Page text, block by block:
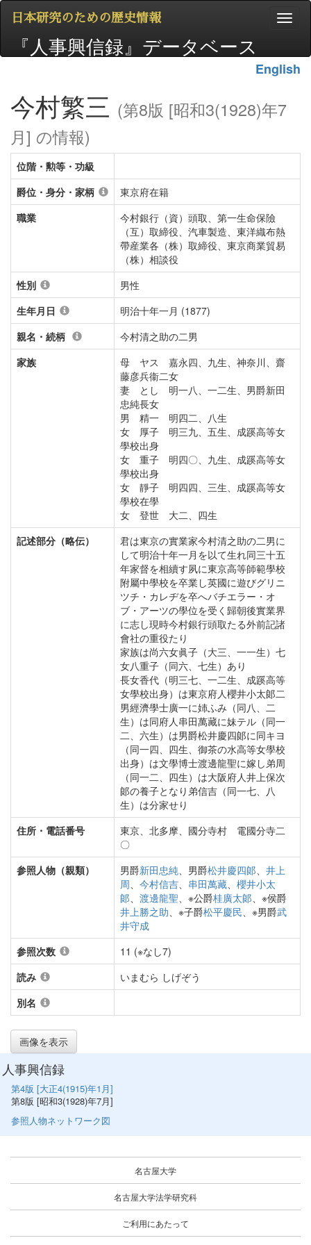
日本研究のための歴史情報
『人事興信録』データベース
English
今村繁三 (第8版 [昭和3(1928)年7
月] の情報)
位階・勲等・功級
爵位・身分・家柄
東京府在籍
職業
今村銀行（資）頭取、第一生命保險
（互）取締役、汽車製造、東洋織布熱
帶産業各（株）取締役、東京商業貿易
（株）相談役
性別
男性
生年月日
明治十年一月 (1877)
親名・続柄
今村清之助の二男
家族
母 ヤス 嘉永四、九生、神奈川、齋
藤彦兵衞二女
妻 とし 明一八、一二生、男爵新田
忠純長女
男 精一 明四二、八生
女 厚子 明三九、五生、成蹊高等女
學校出身
女 重子 明四〇、九生、成蹊高等女
學校出身
女 靜子 明四四、三生、成蹊高等女
學校在學
女 登世 大二、四生
記述部分（略伝）
君は東京の實業家今村清之助の二男に
して明治十年一月を以て生れ同三十五
年家督を相續す夙に東京高等師範學校
附屬中學校を卒業し英國に遊びグリニ
ツチ・カレヂを卒へバチエラー・オ
ブ・アーツの學位を受く歸朝後實業界
に志し現時今村銀行頭取たる外前記諸
會社の重役たり
家族は尚六女眞子（大三、一一生）七
女八重子（同六、七生）あり
長女香代（明三七、一二生、成蹊高等
女學校出身）は東京府人櫻井小太郞二
男經濟學士廣一に姉ふみ（同八、二
生）は同府人串田萬藏に妹テル（同一
二、六生）は男爵松井慶四郞に同キヨ
（同一四、四生、御茶の水高等女學校
出身）は文學博士渡邊龍聖に嫁し弟周
（同一二、四生）は大阪府人井上保次
郞の養子となり弟信吉（同一七、八
生）は分家せり
住所・電話番号
東京、北多摩、國分寺村 電國分寺二
〇
参照人物（親類）
男爵新田忠純、男爵松井慶四郞、 井上
周、 今村信吉、 串田萬藏、 櫻井小太
郞、 渡邊龍聖、※公爵桂廣太郞、※侯爵
井上勝之助、※子爵松平慶民、※男爵武
井守成
参照次数
11 (※なし7)
読み
いまむら しげぞう
別名
画像を表示
人事興信録
第4版 [大正4(1915)年1月]
第8版 [昭和3(1928)年7月]
参照人物ネットワーク図
名古屋大学
名古屋大学法学研究科
ご利用にあたって